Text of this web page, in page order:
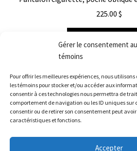
Gérer le consentement
témoins
Pour offrir les meilleures expériences, nous
les témoins pour stocker et/ou accéder aux
consentir à ces technologies nous permettra de
comportement de navigation ou les ID uniques sur
consentir ou de retirer son consentement peut
caractéristiques et fonctions.
Accepter
225.00 $
© Véronique d'Aragon 2026